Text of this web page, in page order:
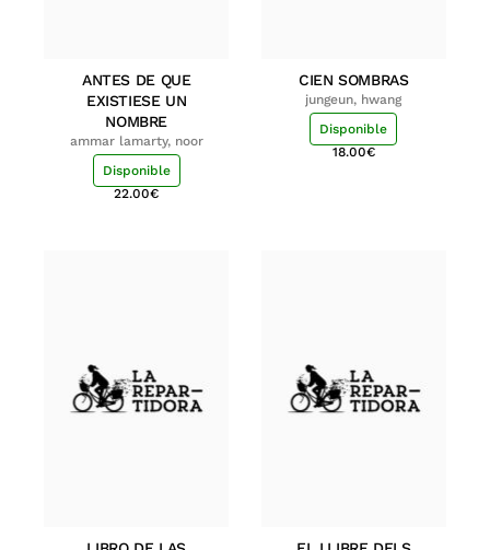
ANTES DE QUE
EXISTIESE UN
NOMBRE
ammar lamarty, noor
Disponible
22.00€
CIEN SOMBRAS
jungeun, hwang
Disponible
18.00€